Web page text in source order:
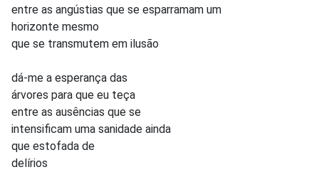
entre as angústias que se esparramam um
horizonte mesmo
que se transmutem em ilusão
dá-me a esperança das
árvores para que eu teça
entre as ausências que se
intensificam uma sanidade ainda
que estofada de
delírios